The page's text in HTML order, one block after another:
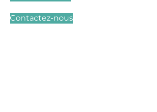
Contactez-nous